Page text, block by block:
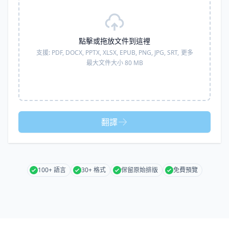
點擊或拖放文件到這裡
支援: PDF, DOCX, PPTX, XLSX, EPUB, PNG, JPG, SRT, 更多
最大文件大小 80 MB
翻譯
100+ 語言 30+ 格式 保留原始排版 免費預覽